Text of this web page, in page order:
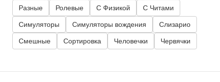
Разные Ролевые С Физикой С Читами
Симуляторы Симуляторы вождения Слизарио
Смешные Сортировка Человечки Червячки